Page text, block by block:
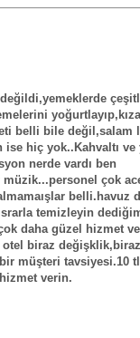
belli bile değil,salam
hiç yok..Kahvaltı ve
nerde vardı ben
çok
belli.havuz
temizleyin
daha güzel hizmet
biraz değişklik,biraz
müşteri tavsiyesi.10
verin.